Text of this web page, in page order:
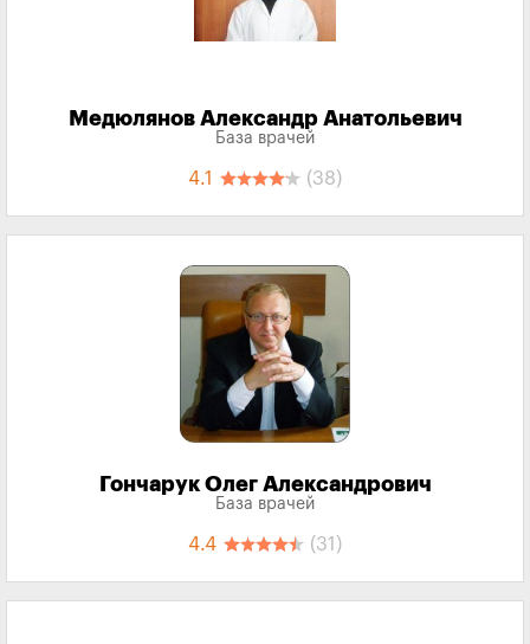
Медюлянов Александр Анатольевич
База врачей
4.1 (38)
Гончарук Олег Александрович
База врачей
4.4 (31)